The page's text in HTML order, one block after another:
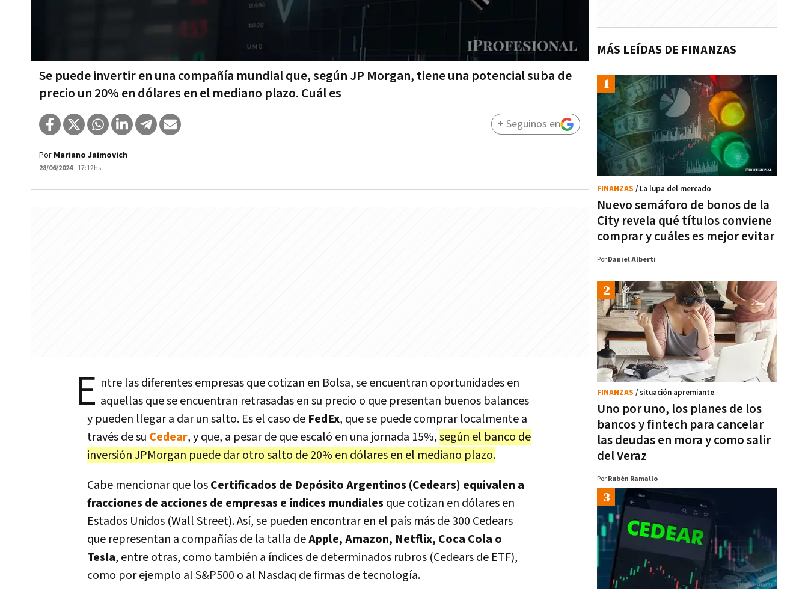
Se puede invertir en una compañía mundial que, según JP Morgan, tiene una potencial suba de
precio un 20% en dólares en el mediano plazo. Cuál es
Por Mariano Jaimovich
28/06/2024- 17:12hs
+ Seguinos en
E ntre las diferentes empresas que cotizan en Bolsa, se encuentran oportunidades en
aquellas que se encuentran retrasadas en su precio o que presentan buenos balances
y pueden llegar a dar un salto. Es el caso de FedEx, que se puede comprar localmente a
través de su Cedear, y que, a pesar de que escaló en una jornada 15%,según el banco de
inversión JPMorgan puede dar otro salto de 20% en dólares en el mediano plazo.
Cabe mencionar que losCertificados de Depósito Argentinos (Cedears) equivalen a
fracciones de acciones de empresas e índices mundiales que cotizan en dólares en
Estados Unidos (Wall Street). Así, se pueden encontrar en el país más de 300 Cedears
que representan a compañías de la talla deApple, Amazon, Netflix, Coca Cola o
Tesla, entre otras, como también a índices de determinados rubros (Cedears de ETF),
como por ejemplo al S&P500 o al Nasdaq de firmas de tecnología.
MÁS LEÍDAS DE FINANZAS
Nuevo semáforo de bonos de la
City revela qué títulos conviene
comprar y cuáles es mejor evitar
FINANZAS / La lupa del mercado
Por Daniel Alberti
Uno por uno, los planes de los
bancos y fintech para cancelar
las deudas en mora y como salir
del Veraz
FINANZAS / situación apremiante
Por Rubén Ramallo